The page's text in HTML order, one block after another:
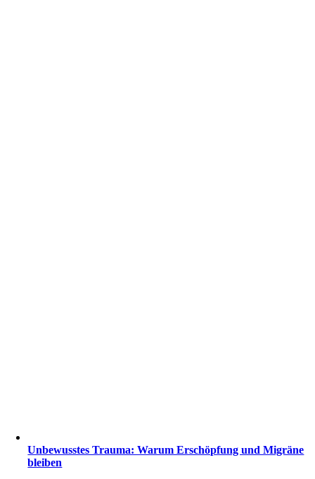
Unbewusstes Trauma: Warum Erschöpfung und Migräne
bleiben